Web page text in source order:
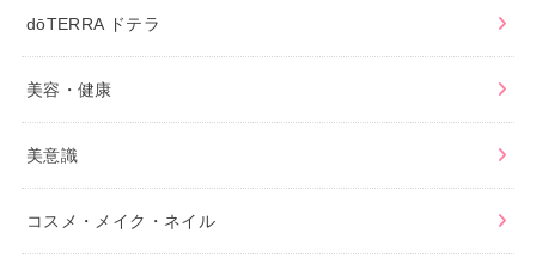
dōTERRA ドテラ
美容・健康
美意識
コスメ・メイク・ネイル